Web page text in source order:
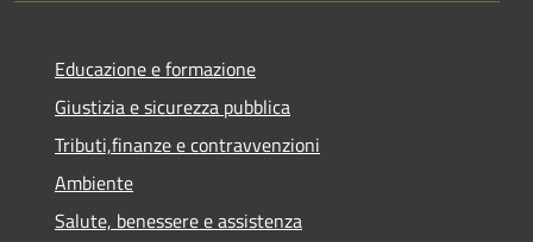
Educazione e formazione
Giustizia e sicurezza pubblica
Tributi,finanze e contravvenzioni
Ambiente
Salute, benessere e assistenza